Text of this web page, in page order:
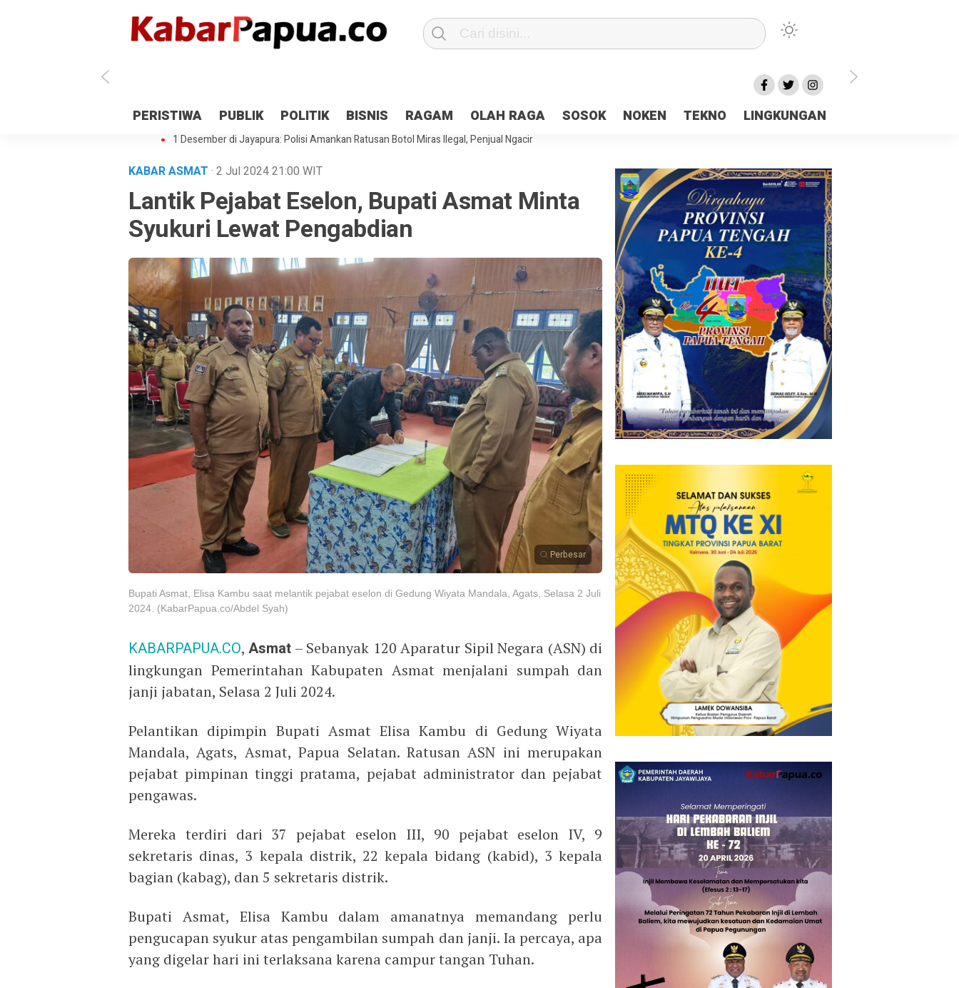
PERISTIWA PUBLIK POLITIK BISNIS RAGAM OLAH RAGA SOSOK NOKEN TEKNO LINGKUNGAN
Antisipasi 1 Desember, TNI Polri Patroli 2×24 jam di Kota Jayapura
Pesan Sejuk Polri di Deklarasi Pemilu Ceria Tanah Papua
Gedung Perpustakaan SMPN 5 Sentani Terbakar
Hibah Pilkada Jayapura Cair 10 Persen, Deposit Kas Daerah Rp23 Miliar Disorot
1 Desember di Jayapura: Polisi Amankan Ratusan Botol Miras Ilegal, Penjual Ngacir
KABAR ASMAT · 2 Jul 202421:00 WIT
Lantik Pejabat Eselon, Bupati Asmat Minta
Syukuri Lewat Pengabdian
Perbesar
Bupati Asmat, Elisa Kambu saat melantik pejabat eselon di Gedung Wiyata Mandala, Agats, Selasa 2 Juli
2024. (KabarPapua.co/Abdel Syah)
KABARPAPUA.CO,Asmat – Sebanyak 120 Aparatur Sipil Negara (ASN) di
lingkungan Pemerintahan Kabupaten Asmat menjalani sumpah dan
janji jabatan, Selasa 2 Juli 2024.
Pelantikan dipimpin Bupati Asmat Elisa Kambu di Gedung Wiyata
Mandala, Agats, Asmat, Papua Selatan. Ratusan ASN ini merupakan
pejabat pimpinan tinggi pratama, pejabat administrator dan pejabat
pengawas.
Mereka terdiri dari 37 pejabat eselon III, 90 pejabat eselon IV, 9
sekretaris dinas, 3 kepala distrik, 22 kepala bidang (kabid), 3 kepala
bagian (kabag), dan 5 sekretaris distrik.
Bupati Asmat, Elisa Kambu dalam amanatnya memandang perlu
pengucapan syukur atas pengambilan sumpah dan janji. Ia percaya, apa
yang digelar hari ini terlaksana karena campur tangan Tuhan.